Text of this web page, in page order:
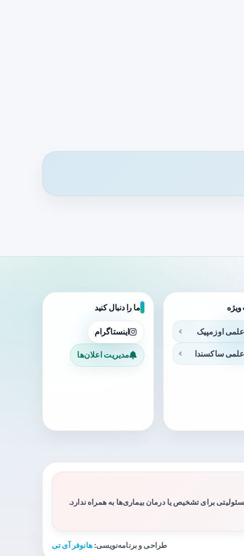
اوزمپیک
ساکسندا
ما را دنبال کنید
اینستاگرام
مدیریت اعلان‌ها
برای تشخیص یا درمان بیماری‌ها به همراه ندارد.
طراحی و برنامه‌نویسی:هانوفر آی تی